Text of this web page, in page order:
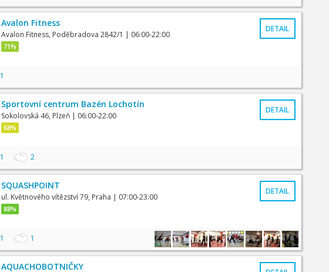
Avalon Fitness
Avalon Fitness, Poděbradova 2842/1 | 06:00-22:00
71%
DETAIL
1
Sportovní centrum Bazén Lochotín
Sokolovská 46, Plzeň | 06:00-22:00
68%
DETAIL
1 2
SQUASHPOINT
ul. Květnového vítězství 79, Praha | 07:00-23:00
88%
DETAIL
1 1
AQUACHOBOTNIČKY